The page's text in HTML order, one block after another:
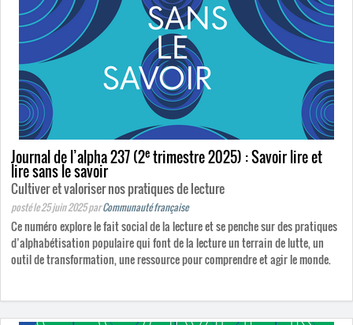
Journal de l’alpha 237 (2etrimestre 2025) : Savoir lire et
lire sans le savoir
Cultiver et valoriser nos pratiques de lecture
posté le 25 juin 2025parCommunauté française
Ce numéro explore le fait social de la lecture et se penche sur des pratiques
d’alphabétisation populaire qui font de la lecture un terrain de lutte, un
outil de transformation, une ressource pour comprendre et agir le monde.